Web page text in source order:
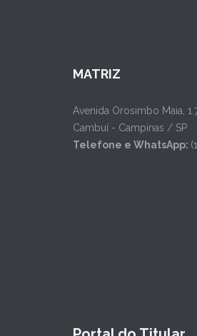
MATRIZ
Avenida Orosimbo Maia,
Cambuí - Campinas / SP
Telefone e WhatsApp: